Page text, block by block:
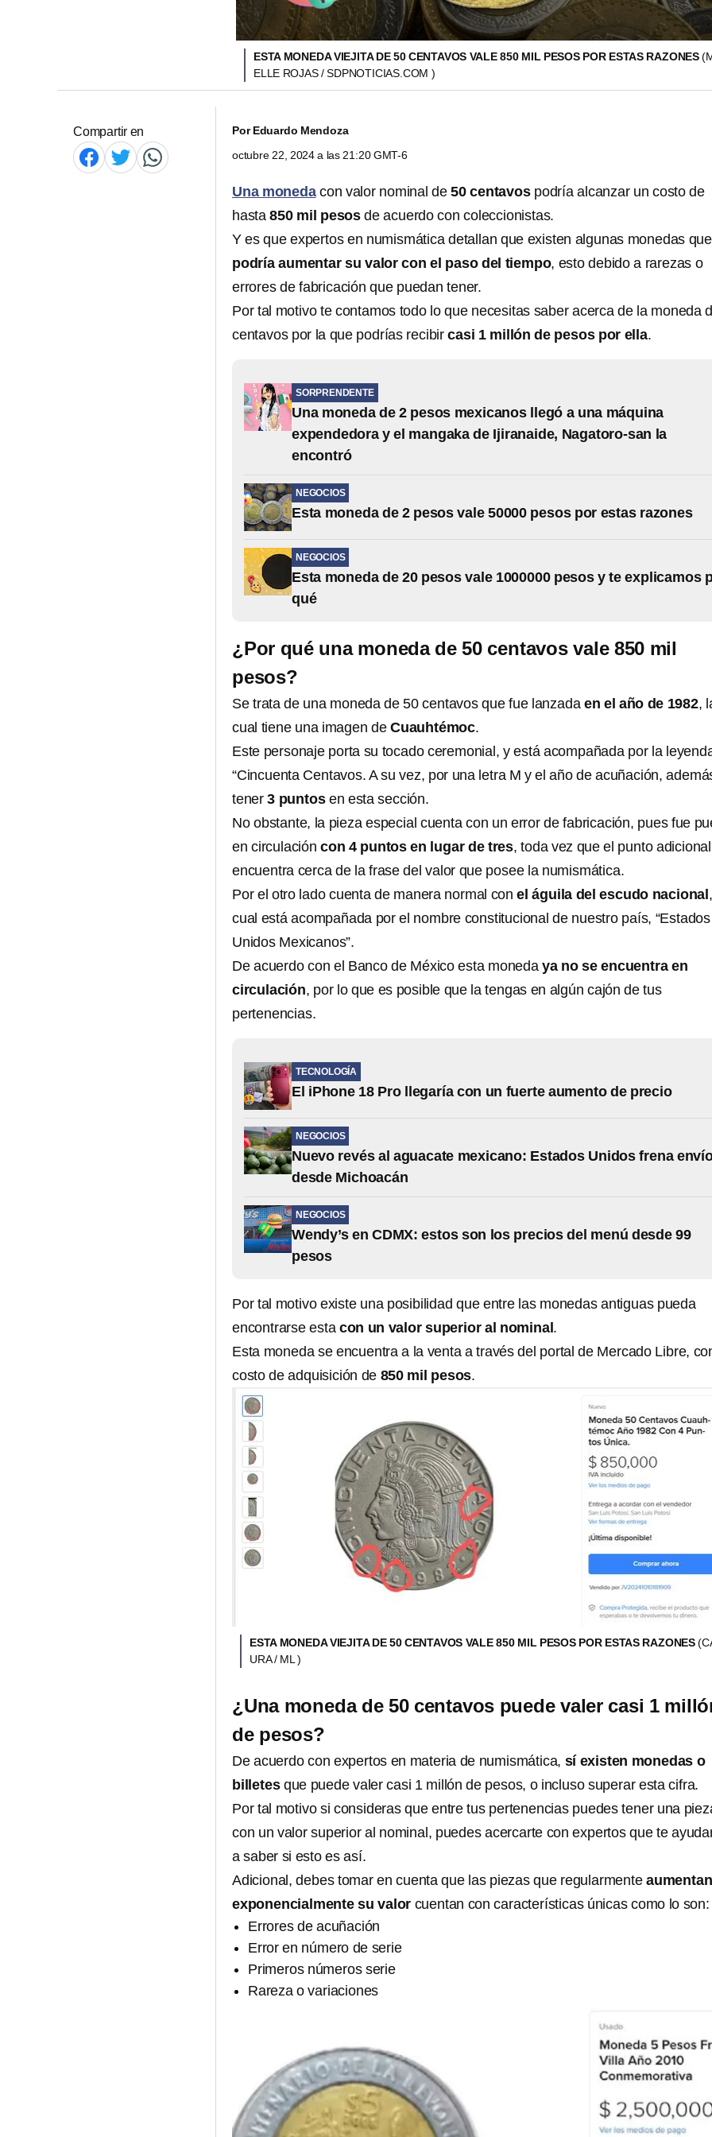
ESTA MONEDA VIEJITA DE 50 CENTAVOS VALE 850 MIL PESOS POR ESTAS RAZONES
ELLE ROJAS / SDPNOTICIAS.COM )
Compartir en PorEduardo Mendoza
octubre 22, 2024 a las 21:20 GMT-6
Una monedacon valor nominal de50 centavospodría alcanzar un costo de
hasta850 mil pesos de acuerdo con coleccionistas.
Y es que expertos en numismática detallan que existen algunas monedas que
podría aumentar su valor con el paso del tiempo, esto debido a rarezas o
errores de fabricación que puedan tener.
Por tal motivo te contamos todo lo que necesitas saber acerca de la moneda
centavos por la que podrías recibircasi 1 millón de pesos por ella.
SORPRENDENTE
Una moneda de 2 pesos mexicanos llegó a una máquina
expendedora y el mangaka de Ijiranaide, Nagatoro-san la
encontró
NEGOCIOS
Esta moneda de 2 pesos vale 50000 pesos por estas razones
NEGOCIOS
Esta moneda de 20 pesos vale 1000000 pesos y te explicamos
qué
¿Por qué una moneda de 50 centavos vale 850 mil
pesos?
Se trata de una moneda de 50 centavos que fue lanzada en el año de 1982,
cual tiene una imagen deCuauhtémoc.
Este personaje porta su tocado ceremonial, y está acompañada por la
“Cincuenta Centavos. A su vez, por una letra M y el año de acuñación,
tener3 puntosen esta sección.
No obstante, la pieza especial cuenta con un error de fabricación, pues fue
en circulacióncon 4 puntos en lugar de tres, toda vez que el punto
encuentra cerca de la frase del valor que posee la numismática.
Por el otro lado cuenta de manera normal conel águila del escudo nacional
cual está acompañada por el nombre constitucional de nuestro país, “Estados
Unidos Mexicanos”.
De acuerdo con el Banco de México esta monedaya no se encuentra en
circulación, por lo que es posible que la tengas en algún cajón de tus
pertenencias.
TECNOLOGÍA
El iPhone 18 Pro llegaría con un fuerte aumento de precio
NEGOCIOS
Nuevo revés al aguacate mexicano: Estados Unidos frena
desde Michoacán
NEGOCIOS
Wendy’s en CDMX: estos son los precios del menú desde 99
pesos
Por tal motivo existe una posibilidad que entre las monedas antiguas pueda
encontrarse esta con un valor superior al nominal .
Esta moneda se encuentra a la venta a través del portal de Mercado Libre,
costo de adquisición de 850 mil pesos.
ESTA MONEDA VIEJITA DE 50 CENTAVOS VALE 850 MIL PESOS POR ESTAS RAZONES
URA / ML )
¿Una moneda de 50 centavos puede valer casi 1
de pesos?
De acuerdo con expertos en materia de numismática, sí existen monedas o
billetesque puede valer casi 1 millón de pesos, o incluso superar esta cifra.
Por tal motivo si consideras que entre tus pertenencias puedes tener una
con un valor superior al nominal, puedes acercarte con expertos que te
a saber si esto es así.
Adicional, debes tomar en cuenta que las piezas que regularmente aumentan
exponencialmente su valor cuentan con características únicas como lo son:
Errores de acuñación
Error en número de serie
Primeros números serie
Rareza o variaciones